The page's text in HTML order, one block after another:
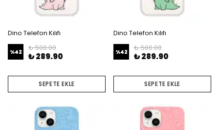
Dino Telefon Kılıfı
%42 ₺ 500.00
₺ 289.90
SEPETE EKLE
Dino Telefon Kılıfı
%42 ₺ 500.00
₺ 289.90
SEPETE EKLE